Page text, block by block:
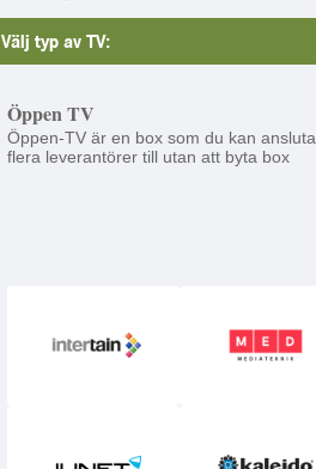
Välj typ av TV:
Öppen TV
Öppen-TV är en box som du kan ansluta
flera leverantörer till utan att byta box